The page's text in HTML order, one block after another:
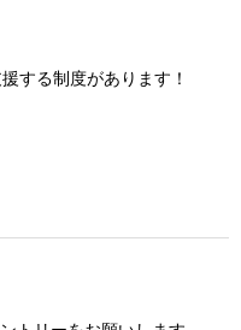
する制度があります！